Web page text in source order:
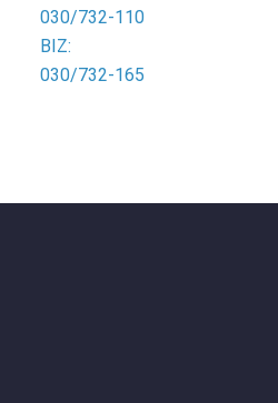
030/732-110
BIZ:
030/732-165